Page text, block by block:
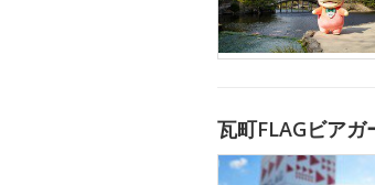
瓦町FLAGビアガ